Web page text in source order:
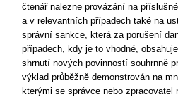
čtenář nalezne provázání na
a v relevantních případech také na
správní sankce, která za porušení
případech, kdy je to vhodné,
shrnutí nových povinností souhrnně
výklad průběžně demonstrován na
kterými se správce nebo zpracovatel